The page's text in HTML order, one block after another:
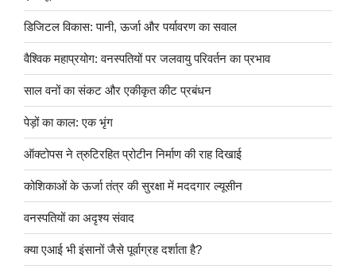
डिजिटल विकास: पानी, ऊर्जा और पर्यावरण का सवाल
वैश्विक महाप्रयोग: वनस्पतियों पर जलवायु परिवर्तन का प्रभाव
साल वनों का संकट और एकीकृत कीट प्रबंधन
पेड़ों का काल: एक भृंग
ऑक्टोपस ने त्रुटिरहित प्रोटीन निर्माण की राह दिखाई
कोशिकाओं के ऊर्जा तंत्र की सुरक्षा में मददगार ल्यूसीन
वनस्पतियों का अदृश्य संवाद
क्या एआई भी इंसानों जैसे पूर्वाग्रह दर्शाता है?